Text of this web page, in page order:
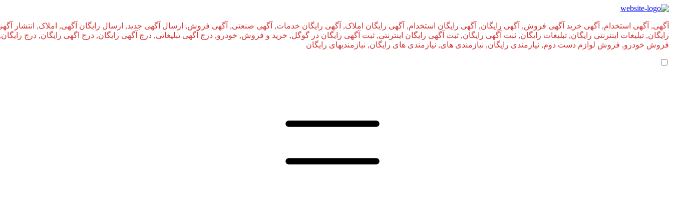
آگهی, آگهی استخدام, آگهی خرید آگهی فروش, آگهی رایگان, آگهی رایگان استخدام, آگهی رایگان املاک, آگهی رایگان خدمات, آگهی صنعتی, آگهی فروش, ارسال آگهی جدید, ارسال رایگان آگهی, املاک, انتشار
رایگان, تبلیغات اینترنتی رایگان, تبلیغات رایگان, ثبت آگهی رایگان, ثبت آگهی رایگان اینترنتی, ثبت آگهی رایگان در گوگل, خرید و فروش, خودرو, درج آگهی تبلیغاتی, درج آگهی رایگان, درج اگهی رایگان, درج
فروش خودرو, فروش لوازم دست دوم, نیازمندی رایگان, نیازمندی های, نیازمندی‌ های رایگان, نیازمندیهای رایگان